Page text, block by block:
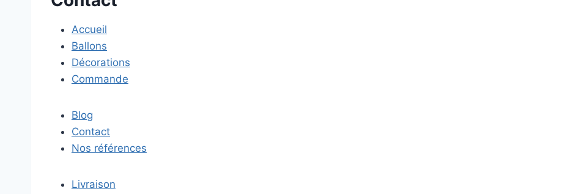
Accueil
Ballons
Décorations
Commande
Blog
Contact
Nos références
Livraison